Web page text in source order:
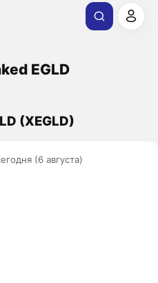
EGLD
(XEGLD)
(6 августа)